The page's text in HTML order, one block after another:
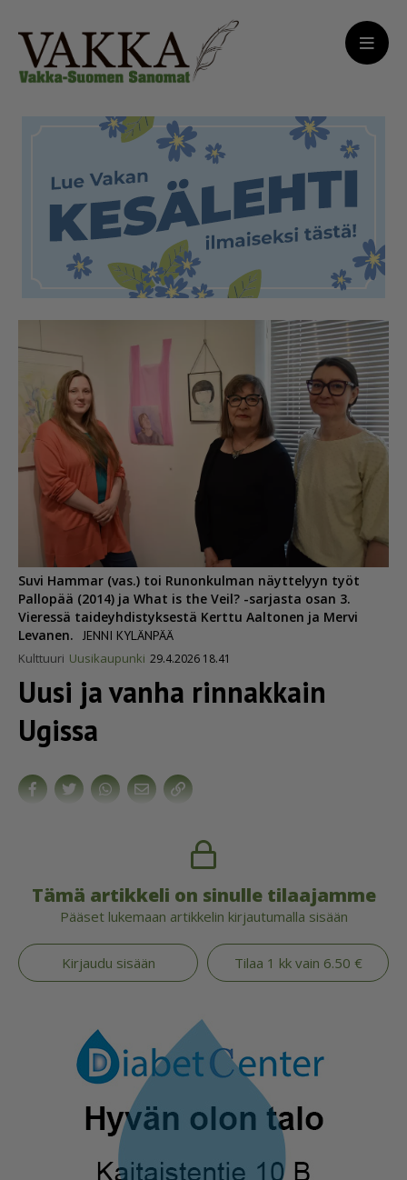
Suvi Hammar (vas.) toi Runonkulman näyttelyyn työt
Pallopää (2014) ja What is the Veil? -sarjasta osan 3.
Vieressä taideyhdistyksestä Kerttu Aaltonen ja Mervi
Levanen.
JENNI KYLÄNPÄÄ
Kulttuuri Uusikaupunki 29.4.2026 18.41
Uusi ja vanha rinnakkain
Ugissa
Tämä artikkeli on sinulle tilaajamme
Pääset lukemaan artikkelin kirjautumalla sisään
Kirjaudu sisään Tilaa 1 kk vain 6.50 €